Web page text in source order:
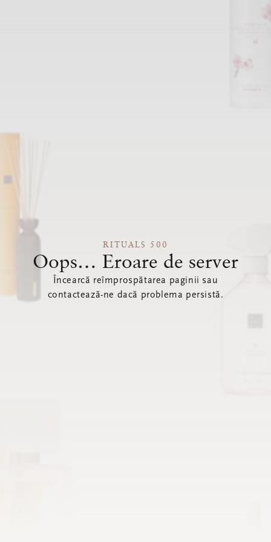
RITUALS 500
Oops… Eroare de server
Încearcă reîmprospătarea paginii sau
contactează-ne dacă problema persistă.